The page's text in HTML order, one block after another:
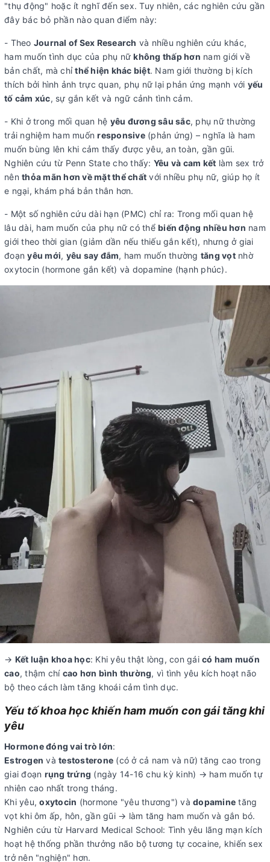
"thụ động" hoặc ít nghĩ đến sex. Tuy nhiên, các nghiên cứu gần
đây bác bỏ phần nào quan điểm này:
- Theo Journal of Sex Research và nhiều nghiên cứu khác,
ham muốn tình dục của phụ nữkhông thấp hơn nam giới về
bản chất, mà chỉthể hiện khác biệt. Nam giới thường bị kích
thích bởi hình ảnh trực quan, phụ nữ lại phản ứng mạnh với yếu
tố cảm xúc, sự gắn kết và ngữ cảnh tình cảm.
- Khi ở trong mối quan hệ yêu đương sâu sắc, phụ nữ thường
trải nghiệm ham muốnresponsive(phản ứng) – nghĩa là ham
muốn bùng lên khi cảm thấy được yêu, an toàn, gần gũi.
Nghiên cứu từ Penn State cho thấy: Yêu và cam kết làm sex trở
nên thỏa mãn hơn về mặt thể chất với nhiều phụ nữ, giúp họ ít
e ngại, khám phá bản thân hơn.
- Một số nghiên cứu dài hạn (PMC) chỉ ra: Trong mối quan hệ
lâu dài, ham muốn của phụ nữ có thể biến động nhiều hơn nam
giới theo thời gian (giảm dần nếu thiếu gắn kết), nhưng ở giai
đoạnyêu mới, yêu say đắm, ham muốn thường tăng vọtnhờ
oxytocin (hormone gắn kết) và dopamine (hạnh phúc).
→ Kết luận khoa học: Khi yêu thật lòng, con gái có ham muốn
cao, thậm chí cao hơn bình thường, vì tình yêu kích hoạt não
bộ theo cách làm tăng khoái cảm tình dục.
Yếu tố khoa học khiến ham muốn con gái tăng khi
yêu
Hormone đóng vai trò lớn:
Estrogen và testosterone (có ở cả nam và nữ) tăng cao trong
giai đoạn rụng trứng (ngày 14-16 chu kỳ kinh) → ham muốn tự
nhiên cao nhất trong tháng.
Khi yêu,oxytocin (hormone "yêu thương") và dopamine tăng
vọt khi ôm ấp, hôn, gần gũi → làm tăng ham muốn và gắn bó.
Nghiên cứu từ Harvard Medical School: Tình yêu lãng mạn kích
hoạt hệ thống phần thưởng não bộ tương tự cocaine, khiến sex
trở nên "nghiện" hơn.